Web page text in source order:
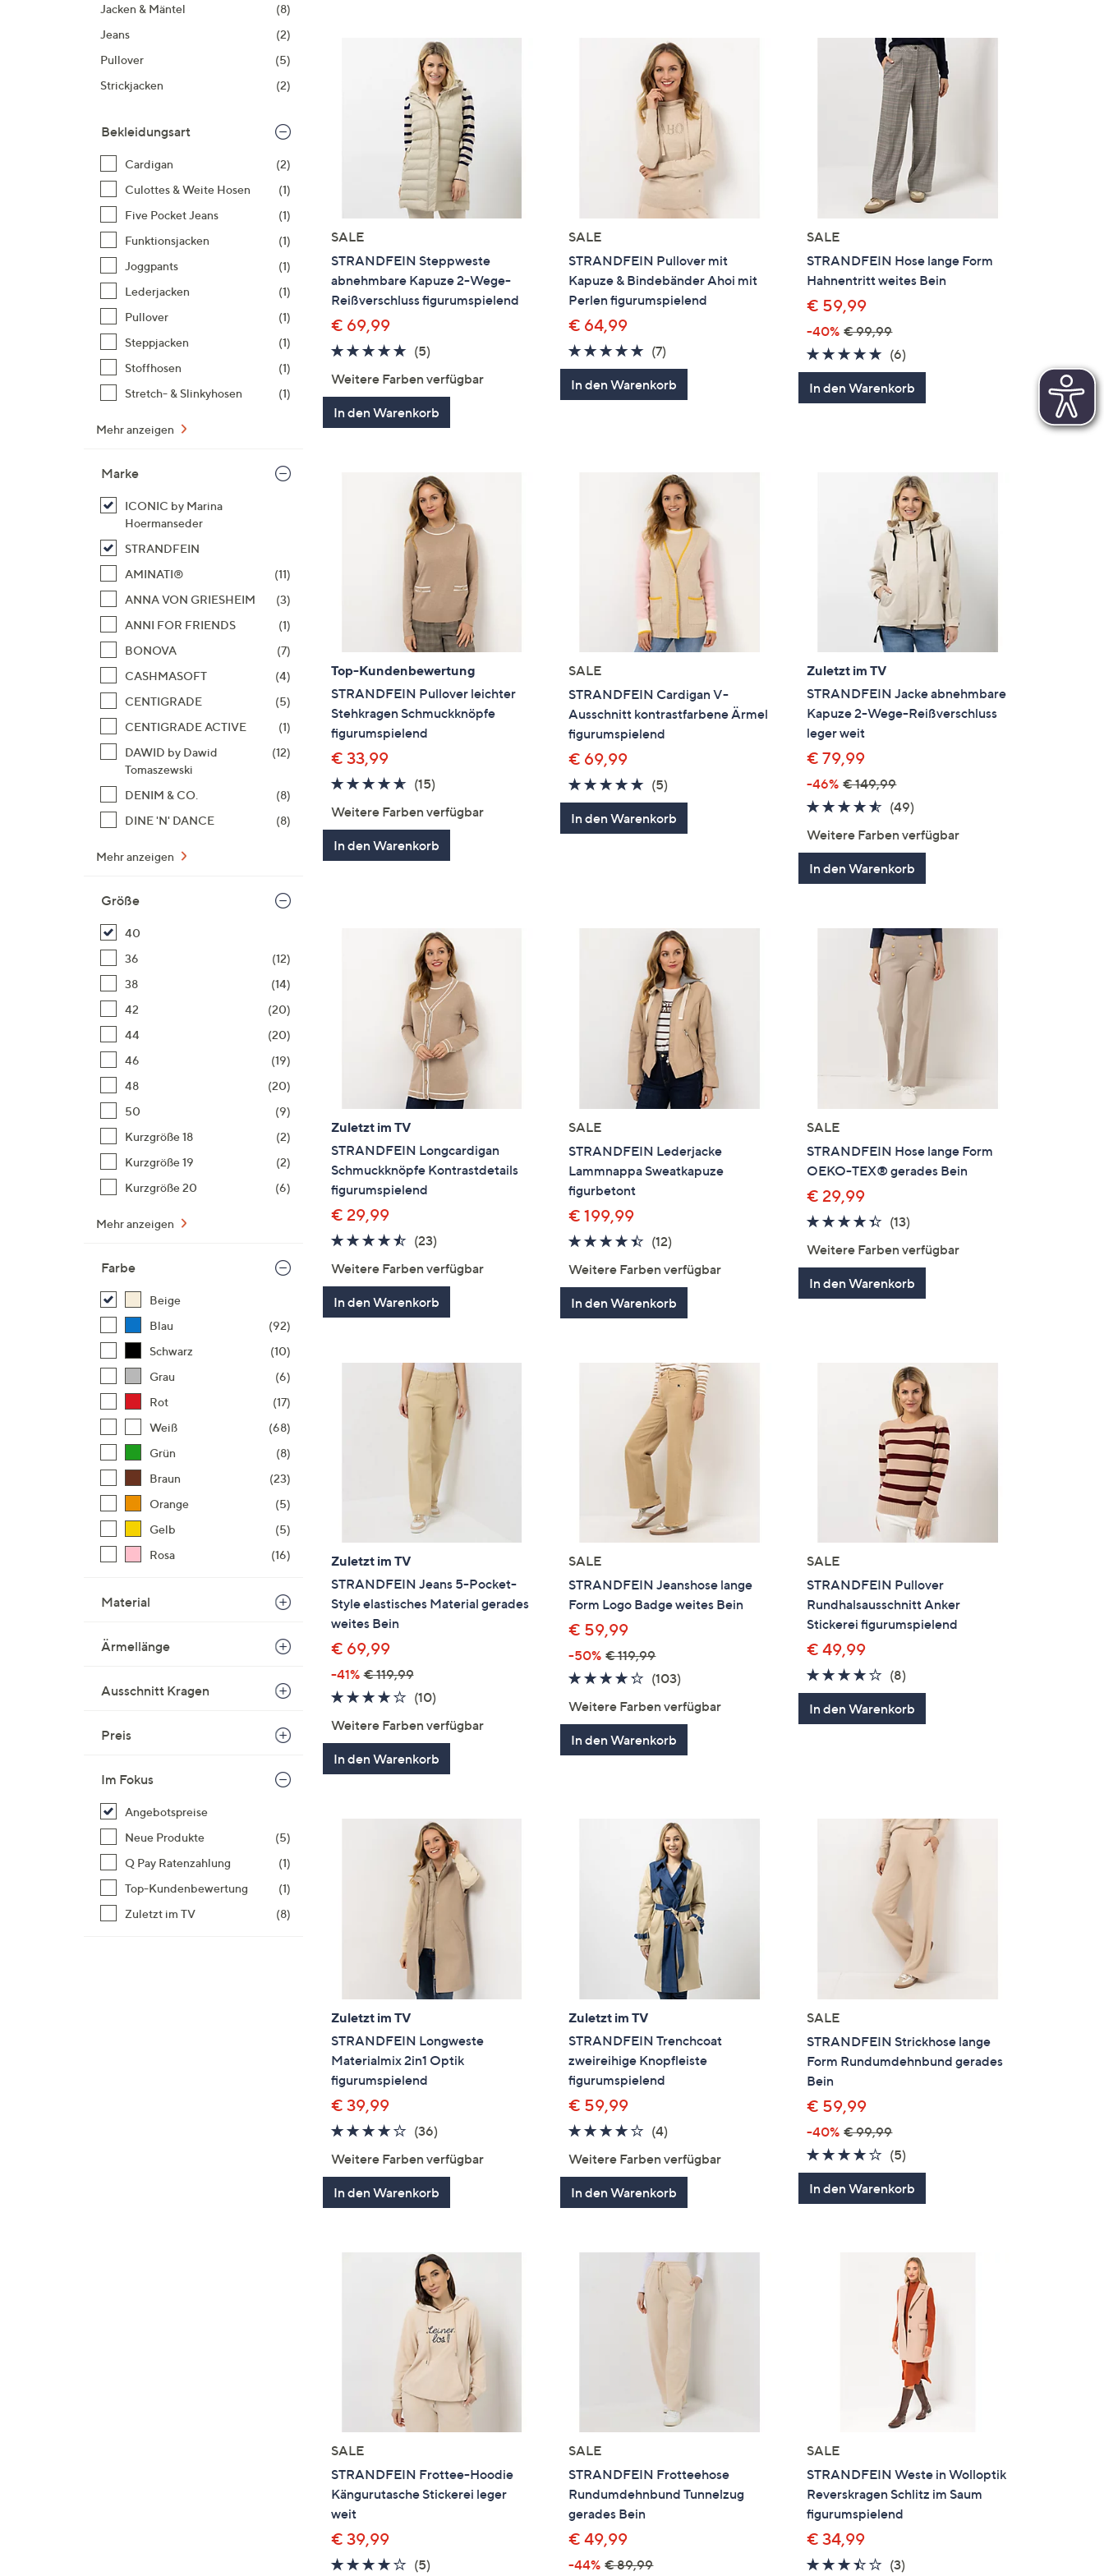
anzuzeigen.
Jacken & Mäntel
(8)
Jeans
(2)
Pullover
(5)
Strickjacken
(2)
Bekleidungsart
Cardigan
(2)
Culottes & Weite Hosen
(1)
Five Pocket Jeans
(1)
Funktionsjacken
(1)
Joggpants
(1)
Lederjacken
(1)
Pullover
(1)
Steppjacken
(1)
Stoffhosen
(1)
Stretch- & Slinkyhosen
(1)
Mehr anzeigen
Marke
ICONIC by Marina
Hoermanseder
STRANDFEIN
AMINATI®
(11)
ANNA VON GRIESHEIM
(3)
ANNI FOR FRIENDS
(1)
BONOVA
(7)
CASHMASOFT
(4)
CENTIGRADE
(5)
CENTIGRADE ACTIVE
(1)
DAWID by Dawid
Tomaszewski
(12)
DENIM & CO.
(8)
DINE 'N' DANCE
(8)
Mehr anzeigen
Größe
40
36
(12)
38
(14)
42
(20)
44
(20)
46
(19)
48
(20)
50
(9)
Kurzgröße 18
(2)
Kurzgröße 19
(2)
Kurzgröße 20
(6)
Mehr anzeigen
Farbe
Beige
Blau
(92)
Schwarz
(10)
Grau
(6)
Rot
(17)
Weiß
(68)
Grün
(8)
Braun
(23)
Orange
(5)
Gelb
(5)
Rosa
(16)
Material
Ärmellänge
Ausschnitt Kragen
Preis
Im Fokus
Angebotspreise
Neue Produkte
(5)
Q Pay Ratenzahlung
(1)
Top-Kundenbewertung
(1)
Zuletzt im TV
(8)
SALE
STRANDFEIN Steppweste
abnehmbare Kapuze 2-Wege-
Reißverschluss figurumspielend
€ 69,99
5.0
5
(5)5
Weitere Farben verfügbar
In den Warenkorb
SALE
STRANDFEIN Pullover mit
Kapuze & Bindebänder Ahoi mit
Perlen figurumspielend
€ 64,99
4.9
von
5
(7)
Bewertungen
In den Warenkorb
SALE
STRANDFEIN Hose lange Form
Hahnentritt weites Bein
€ 59,99
-40% € 99,99
4.7
von
5
(6)
Bewertungen
In den Warenkorb
Top-Kundenbewertung
STRANDFEIN Pullover leichter
Stehkragen Schmuckknöpfe
figurumspielend
€ 33,99
4.6
(15)15
Weitere Farben verfügbar
In den Warenkorb
SALE
STRANDFEIN Cardigan V-
Ausschnitt kontrastfarbene Ärmel
figurumspielend
€ 69,99
4.6
von
5
(5)
Bewertungen
In den Warenkorb
Zuletzt im TV
STRANDFEIN Jacke abnehmbare
Kapuze 2-Wege-Reißverschluss
leger weit
€ 79,99
-46% € 149,99
4.4
(49)
Weitere Farben verfügbar
In den Warenkorb
Zuletzt im TV
STRANDFEIN Longcardigan
Schmuckknöpfe Kontrastdetails
figurumspielend
€ 29,99
4.4
5
(23)23
Weitere Farben verfügbar
In den Warenkorb
SALE
STRANDFEIN Lederjacke
Lammnappa Sweatkapuze
figurbetont
€ 199,99
4.3
5
(12)
Weitere Farben verfügbar
In den Warenkorb
SALE
STRANDFEIN Hose lange Form
OEKO-TEX® gerades Bein
€ 29,99
4.3
5
(13)
Weitere Farben verfügbar
In den Warenkorb
Zuletzt im TV
STRANDFEIN Jeans 5-Pocket-
Style elastisches Material gerades
weites Bein
€ 69,99
-41% € 119,99
4.2
(10)10
Weitere Farben verfügbar
In den Warenkorb
SALE
STRANDFEIN Jeanshose lange
Form Logo Badge weites Bein
€ 59,99
-50% € 119,99
4.2
(103)
Weitere Farben verfügbar
In den Warenkorb
SALE
STRANDFEIN Pullover
Rundhalsausschnitt Anker
Stickerei figurumspielend
€ 49,99
4.1
von
5
(8)
Bewertungen
In den Warenkorb
Zuletzt im TV
STRANDFEIN Longweste
Materialmix 2in1 Optik
figurumspielend
€ 39,99
4.1
5
(36)36
Weitere Farben verfügbar
In den Warenkorb
Zuletzt im TV
STRANDFEIN Trenchcoat
zweireihige Knopfleiste
figurumspielend
€ 59,99
4.0
5
(4)
Weitere Farben verfügbar
In den Warenkorb
SALE
STRANDFEIN Strickhose lange
Form Rundumdehnbund gerades
Bein
€ 59,99
-40% € 99,99
4.0
von
5
(5)
Bewertungen
In den Warenkorb
SALE
STRANDFEIN Frottee-Hoodie
Kängurutasche Stickerei leger
weit
€ 39,99
3.8
(5)5
SALE
STRANDFEIN Frotteehose
Rundumdehnbund Tunnelzug
gerades Bein
€ 49,99
-44% € 89,99
SALE
STRANDFEIN Weste in Wolloptik
Reverskragen Schlitz im Saum
figurumspielend
€ 34,99
3.3
(3)